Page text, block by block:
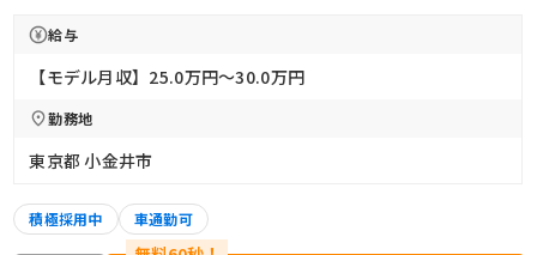
給与
【モデル月収】25.0万円〜30.0万円
勤務地
東京都 小金井市
積極採用中 車通勤可